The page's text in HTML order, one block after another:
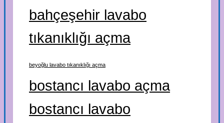
bahçeşehir lavabo
tıkanıklığı açma
beyoğlu lavabo tıkanıklığı açma
bostancı lavabo açma
bostancı lavabo